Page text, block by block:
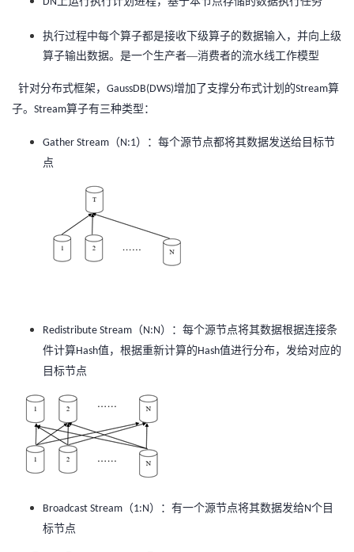
验
收
议
执行过程中每个算子都是接收下级算子的数据输入，并向上级
算子输出数据。是一个生产者—消费者的流水线工作模型
针对分布式框架， GaussDB(DWS)增加了支撑分布式计划的Stream算
子。 Stream算子有三种类型：
Gather Stream （N:1）：每个源节点都将其数据发送给目标节
点
Redistribute Stream （N:N）：每个源节点将其数据根据连接条
件计算Hash值，根据重新计算的Hash值进行分布，发给对应的
目标节点
Broadcast Stream （1:N）：有一个源节点将其数据发给N个目
标节点